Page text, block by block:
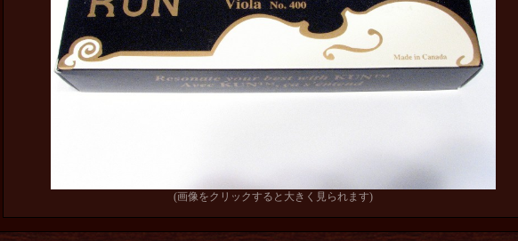
(画像をクリックすると大きく見られます)